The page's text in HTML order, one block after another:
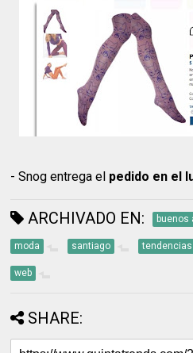
- Snog entrega el pedido en el
ARCHIVADO EN: buenos
moda santiago tendencias
web
SHARE: